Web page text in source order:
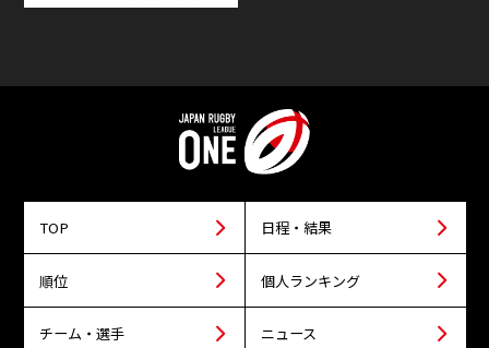
TOP 日程・結果
順位 個人ランキング
チーム・選手 ニュース